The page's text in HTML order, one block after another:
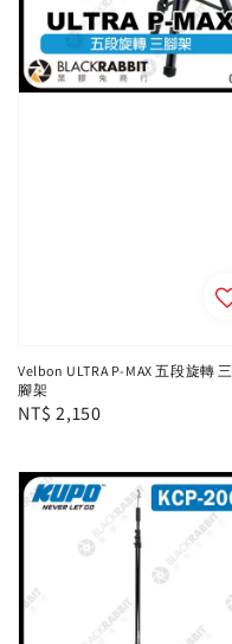
Velbon ULTRA P-MAX 五段旋轉 三
腳架
Regular
NT$ 2,150